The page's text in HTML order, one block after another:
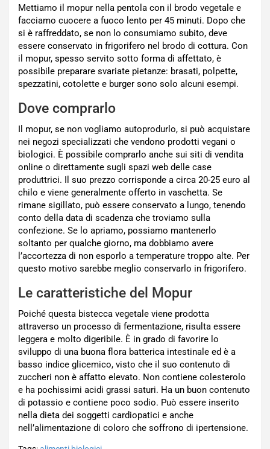
Mettiamo il mopur nella pentola con il brodo vegetale e
facciamo cuocere a fuoco lento per 45 minuti. Dopo che
si è raffreddato, se non lo consumiamo subito, deve
essere conservato in frigorifero nel brodo di cottura. Con
il mopur, spesso servito sotto forma di affettato, è
possibile preparare svariate pietanze: brasati, polpette,
spezzatini, cotolette e burger sono solo alcuni esempi.
Dove comprarlo
Il mopur, se non vogliamo autoprodurlo, si può acquistare
nei negozi specializzati che vendono prodotti vegani o
biologici. È possibile comprarlo anche sui siti di vendita
online o direttamente sugli spazi web delle case
produttrici. Il suo prezzo corrisponde a circa 20-25 euro al
chilo e viene generalmente offerto in vaschetta. Se
rimane sigillato, può essere conservato a lungo, tenendo
conto della data di scadenza che troviamo sulla
confezione. Se lo apriamo, possiamo mantenerlo
soltanto per qualche giorno, ma dobbiamo avere
l’accortezza di non esporlo a temperature troppo alte. Per
questo motivo sarebbe meglio conservarlo in frigorifero.
Le caratteristiche del Mopur
Poiché questa bistecca vegetale viene prodotta
attraverso un processo di fermentazione, risulta essere
leggera e molto digeribile. È in grado di favorire lo
sviluppo di una buona flora batterica intestinale ed è a
basso indice glicemico, visto che il suo contenuto di
zuccheri non è affatto elevato. Non contiene colesterolo
e ha pochissimi acidi grassi saturi. Ha un buon contenuto
di potassio e contiene poco sodio. Può essere inserito
nella dieta dei soggetti cardiopatici e anche
nell’alimentazione di coloro che soffrono di ipertensione.